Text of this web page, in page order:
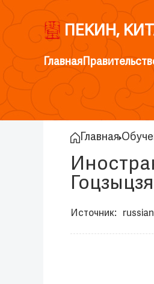
ПЕКИН,
Главная
Главная